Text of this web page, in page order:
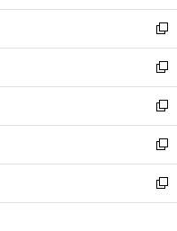
開
く
ウ
で
開
く
ン
ド
ウ
で
開
く
ウ
ィ
ン
ド
ウ
で
開
く
新
し
い
ウ
ィ
ン
ド
ウ
で
開
新
し
い
ウ
ィ
ン
ド
ウ
新
し
い
ウ
ィ
ン
新
し
い
ウ
新
し